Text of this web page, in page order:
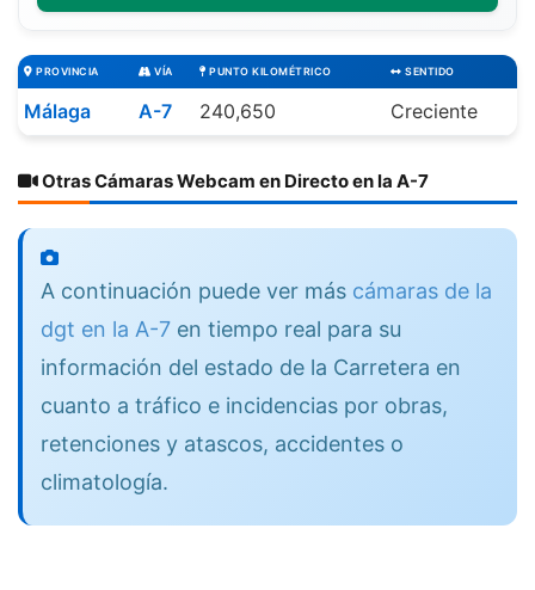
PROVINCIA VÍA PUNTO KILOMÉTRICO SENTIDO
Málaga A-7 240,650 Creciente
Otras Cámaras Webcam en Directo en la A-7
A continuación puede ver más cámaras de la
dgt en la A-7 en tiempo real para su
información del estado de la Carretera en
cuanto a tráfico e incidencias por obras,
retenciones y atascos, accidentes o
climatología.